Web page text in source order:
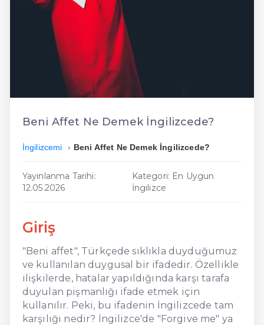
Dil Eğitimi
En Hızlı İngilizce
En Kolay İngilizce
En Ucuz İngilizce
En Uygun İngilizce
Hızlı İngilizce
Beni Affet Ne Demek İngilizcede?
İngilizcemi Beni Affet Ne Demek İngilizcede?
Yayınlanma Tarihi:
12.05.2026
Kategori: En Uygun
İngilizce
Giriş
"Beni affet", Türkçede sıklıkla duyduğumuz
ve kullanılan duygusal bir ifadedir. Özellikle
ilişkilerde, hatalar yapıldığında karşı tarafa
duyulan pişmanlığı ifade etmek için
kullanılır. Peki, bu ifadenin İngilizcede tam
karşılığı nedir? İngilizce'de "Forgive me" ya